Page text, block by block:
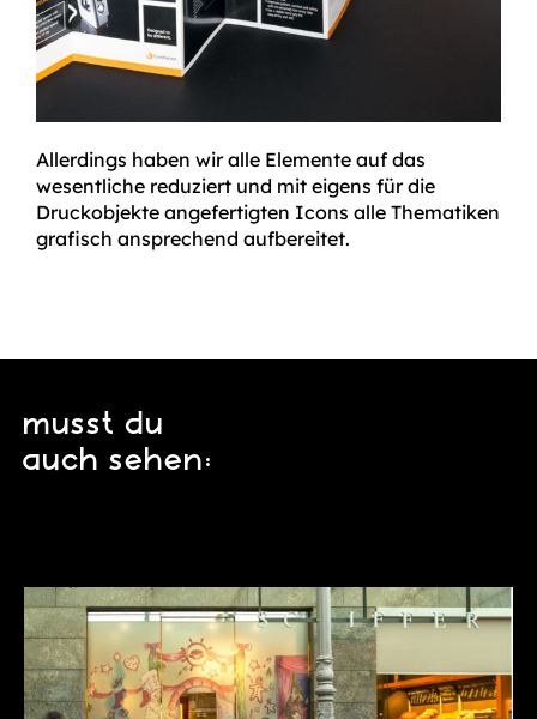
Allerdings haben wir alle Elemente auf das
wesentliche reduziert und mit eigens für die
Druckobjekte angefertigten Icons alle Thematiken
grafisch ansprechend aufbereitet.
musst du
auch sehen: